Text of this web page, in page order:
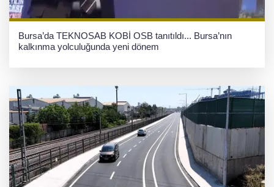
Bursa’da TEKNOSAB KOBİ OSB tanıtıldı... Bursa’nın
kalkınma yolculuğunda yeni dönem